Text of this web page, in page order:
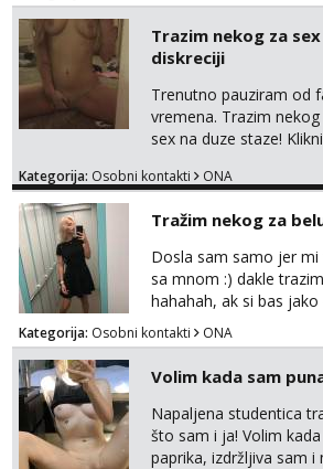
fetisha,isključivo POZIV.
Trazim nekog za
diskreciji
Trenutno pauziram od
vremena. Trazim
sex na duze staze!
Kategorija: Osobni kontakti ONA
Tražim nekog za
Dosla sam samo jer
sa mnom :) dakle
hahahah, ak si bas
razmislit za dalje Klikni
tamo, cekam te!
Kategorija: Osobni kontakti ONA
Volim kada sam
Napaljena studentica
što sam i ja! Volim
paprika, izdržljiva sam i